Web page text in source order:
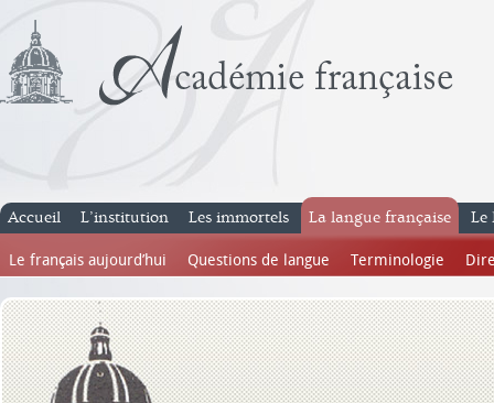
Accueil L’institution Les immortels La langue française
Le français aujourd’hui Questions de langue Terminologie
Le